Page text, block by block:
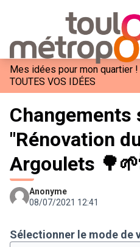
Mes idées pour mon quartier !
TOUTES VOS IDÉES
Changements
"Rénovation
Argoulets
Anonyme
08/07/2021 12:41
Sélectionner le mode de